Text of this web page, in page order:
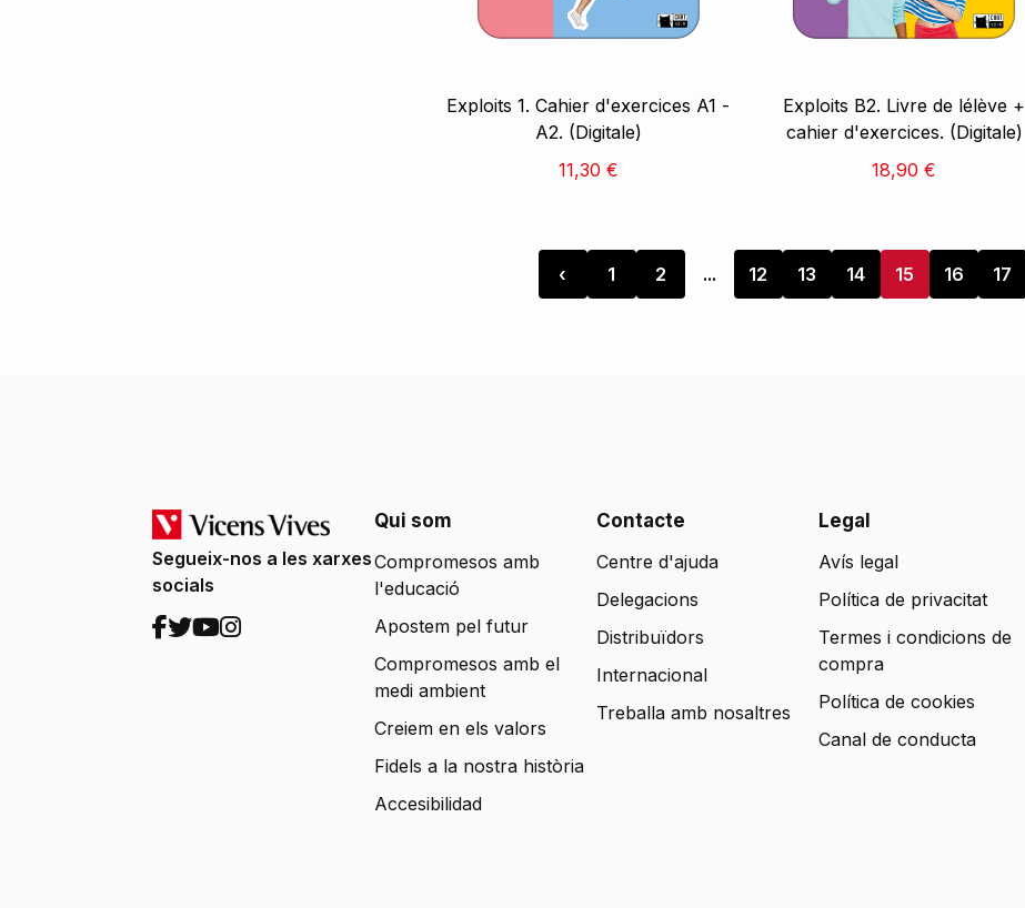
Exploits 1. Cahier d'exercices A1 -
A2. (Digitale)
11,30 €
Exploits B2. Livre de lélève +
cahier d'exercices. (Digitale)
18,90 €
‹ 1 2 ... 12 13 14 15 16 17
Segueix-nos a les xarxes
socials
Qui som
Compromesos amb
l'educació
Apostem pel futur
Compromesos amb el
medi ambient
Creiem en els valors
Fidels a la nostra història
Accesibilidad
Contacte
Centre d'ajuda
Delegacions
Distribuïdors
Internacional
Treballa amb nosaltres
Legal
Avís legal
Política de privacitat
Termes i condicions de
compra
Política de cookies
Canal de conducta